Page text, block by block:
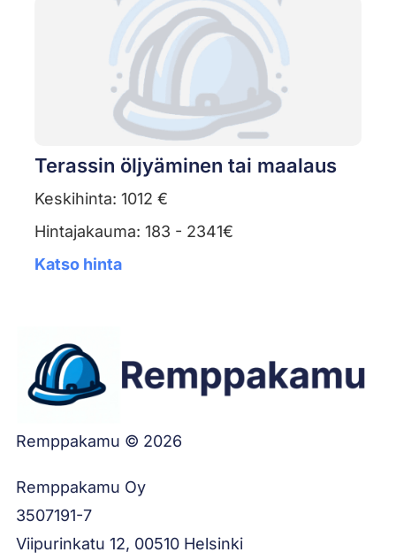
Terassin öljyäminen tai maalaus
Keskihinta: 1012 €
Hintajakauma: 183 - 2341€
Katso hinta
Remppakamu © 2026
Remppakamu Oy
3507191-7
Viipurinkatu 12, 00510 Helsinki